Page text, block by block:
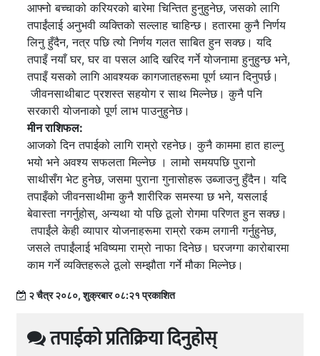
आफ्नो बच्चाको करियरको बारेमा चिन्तित हुनुहुनेछ, जसको लागि
तपाईंलाई अनुभवी व्यक्तिको सल्लाह चाहिन्छ। हतारमा कुनै निर्णय
लिनु हुँदैन, नत्र पछि त्यो निर्णय गलत साबित हुन सक्छ। यदि
तपाइँ नयाँ घर, घर वा पसल आदि खरिद गर्ने योजनामा ​​हुनुहुन्छ भने,
तपाइँ यसको लागि आवश्यक कागजातहरूमा पूर्ण ध्यान दिनुपर्छ।
जीवनसाथीबाट प्रशस्त सहयोग र साथ मिल्नेछ। कुनै पनि
सरकारी योजनाको पूर्ण लाभ पाउनुहुनेछ।
मीन राशिफल:
आजको दिन तपाईको लागि राम्रो रहनेछ। कुनै काममा हात हाल्नु
भयो भने अवश्य सफलता मिल्नेछ । लामो समयपछि पुरानो
साथीसँग भेट हुनेछ, जसमा पुराना गुनासोहरू उब्जाउनु हुँदैन। यदि
तपाइँको जीवनसाथीमा कुनै शारीरिक समस्या छ भने, यसलाई
बेवास्ता नगर्नुहोस्, अन्यथा यो पछि ठूलो रोगमा परिणत हुन सक्छ।
तपाईंले केही व्यापार योजनाहरूमा राम्रो रकम लगानी गर्नुहुनेछ,
जसले तपाईंलाई भविष्यमा राम्रो नाफा दिनेछ। घरजग्गा कारोबारमा
काम गर्ने व्यक्तिहरूले ठूलो सम्झौता गर्ने मौका मिल्नेछ।
२ चैत्र २०८०, शुक्रबार ०८:२१ प्रकाशित
तपाईको प्रतिक्रिया दिनुहोस्